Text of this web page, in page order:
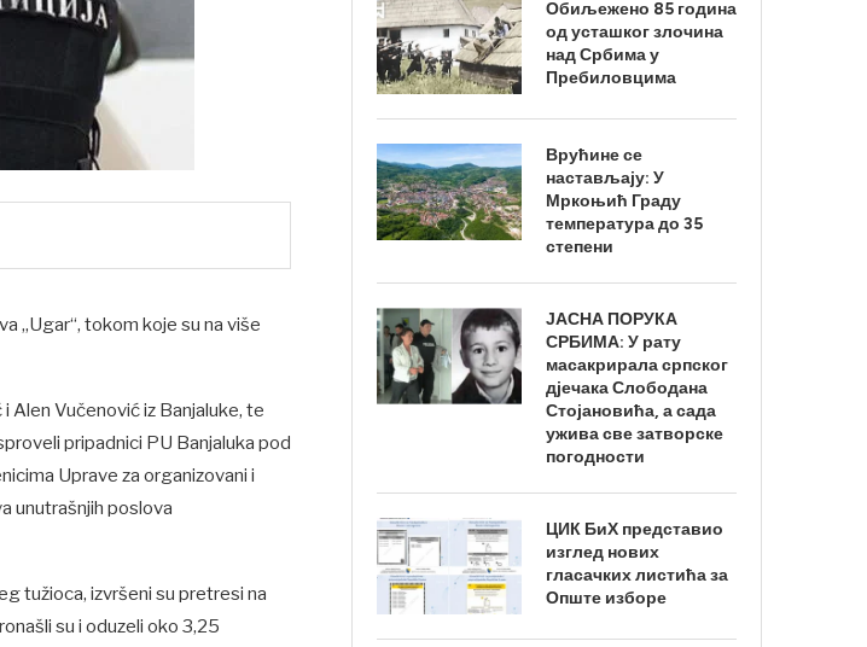
„Ugar“, tokom koje su na više
Alen Vučenović iz Banjaluke, te
pripadnici PU Banjaluka pod
Uprave za organizovani i
unutrašnjih poslova
tužioca, izvršeni su pretresi na
su i oduzeli oko 3,25
Обиљежено 85 година
од усташког злочина
над Србима у
Пребиловцима
Врућине се
настављају: У
Мркоњић Граду
температура до 35
степени
ЈАСНА ПОРУКА
СРБИМА: У рату
масакрирала српског
дјечака Слободана
Стојановића, а сада
ужива све затворске
погодности
ЦИК БиХ представио
изглед нових
гласачких листића за
Опште изборе